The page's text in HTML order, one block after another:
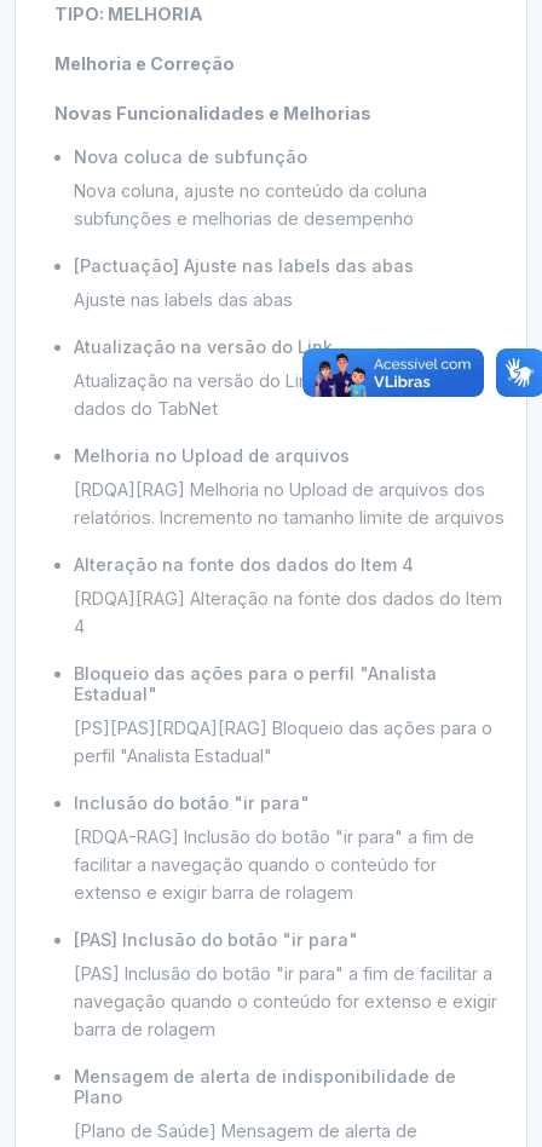
1.15.2
1.15.1
1.15.0
28 de maio de 2024
27 de março de 2024
1.14.0
4 de março de 2024
1.13.9
18 de janeiro de 2024
1.13.8
3 de janeiro de 2024
6 de dezembro de 2023
1.13.6
29 de novembro de 2023
17 de julho de 2023
12 de julho de 2023
TIPO: MELHORIA
Melhoria e Correção
Novas Funcionalidades e Melhorias
Nova coluca de subfunção
Nova coluna, ajuste no conteúdo da coluna
subfunções e melhorias de desempenho
[Pactuação] Ajuste nas labels das abas
Ajuste nas labels das abas
Atualização na versão do Link
Atualização na versão do Link para obtenção de
dados do TabNet
Melhoria no Upload de arquivos
[RDQA][RAG] Melhoria no Upload de arquivos dos
relatórios. Incremento no tamanho limite de arquivos
Alteração na fonte dos dados do Item 4
[RDQA][RAG] Alteração na fonte dos dados do Item
4
Bloqueio das ações para o perfil "Analista
Estadual"
[PS][PAS][RDQA][RAG] Bloqueio das ações para o
perfil "Analista Estadual"
Inclusão do botão "ir para"
[RDQA-RAG] Inclusão do botão "ir para" a fim de
facilitar a navegação quando o conteúdo for
extenso e exigir barra de rolagem
[PAS] Inclusão do botão "ir para"
[PAS] Inclusão do botão "ir para" a fim de facilitar a
navegação quando o conteúdo for extenso e exigir
barra de rolagem
Mensagem de alerta de indisponibilidade de
Plano
[Plano de Saúde] Mensagem de alerta de